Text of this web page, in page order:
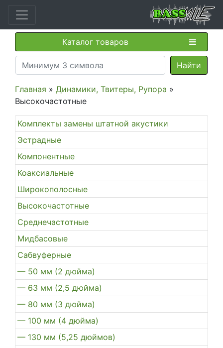
Каталог товаров
Главная » Динамики, Твитеры, Рупора »
Высокочастотные
Комплекты замены штатной акустики
Эстрадные
Компонентные
Коаксиальные
Широкополосные
Высокочастотные
Среднечастотные
Мидбасовые
Сабвуферные
— 50 мм (2 дюйма)
— 63 мм (2,5 дюйма)
— 80 мм (3 дюйма)
— 100 мм (4 дюйма)
— 130 мм (5,25 дюймов)